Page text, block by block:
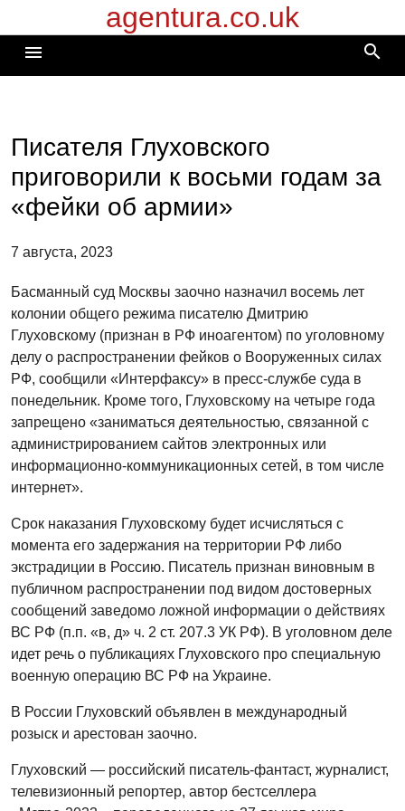
к
содержимому
agentura.co.uk
menu search
Писателя Глуховского
приговорили к восьми годам за
«фейки об армии»
7 августа, 2023
Басманный суд Москвы заочно назначил восемь лет
колонии общего режима писателю Дмитрию
Глуховскому (признан в РФ иноагентом) по уголовному
делу о распространении фейков о Вооруженных силах
РФ, сообщили «Интерфаксу» в пресс-службе суда в
понедельник. Кроме того, Глуховскому на четыре года
запрещено «заниматься деятельностью, связанной с
администрированием сайтов электронных или
информационно-коммуникационных сетей, в том числе
интернет».
Срок наказания Глуховскому будет исчисляться с
момента его задержания на территории РФ либо
экстрадиции в Россию. Писатель признан виновным в
публичном распространении под видом достоверных
сообщений заведомо ложной информации о действиях
ВС РФ (п.п. «в, д» ч. 2 ст. 207.3 УК РФ). В уголовном деле
идет речь о публикациях Глуховского про специальную
военную операцию ВС РФ на Украине.
В России Глуховский объявлен в международный
розыск и арестован заочно.
Глуховский — российский писатель-фантаст, журналист,
телевизионный репортер, автор бестселлера